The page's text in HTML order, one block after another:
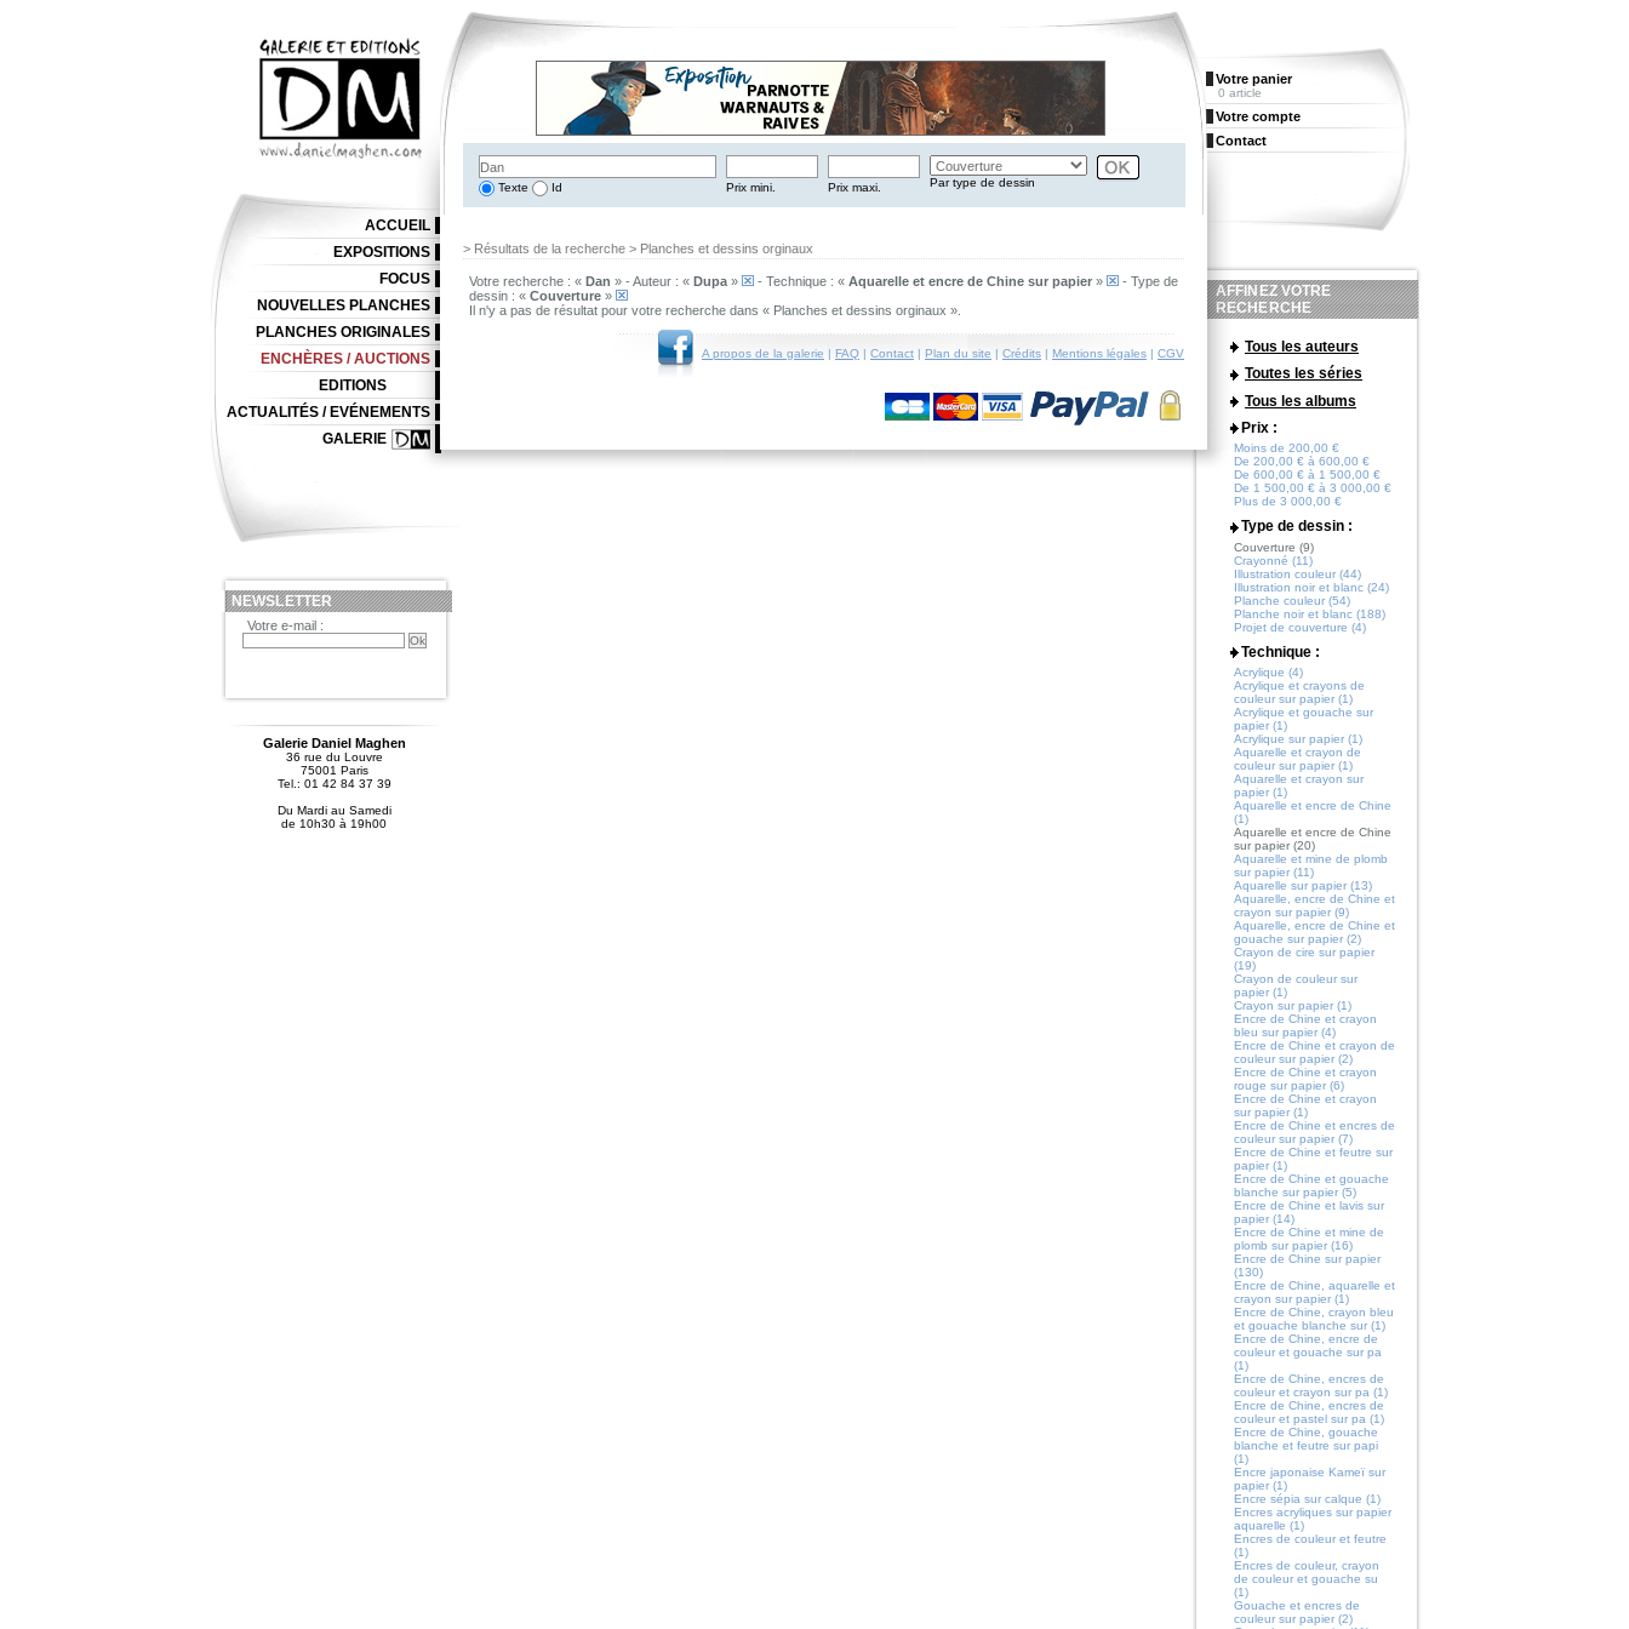
Texte Id Prix mini. Prix maxi. Par type de dessin
> Résultats de la recherche > Planches et dessins orginaux
Votre recherche : « Dan » - Auteur : « Dupa » - Technique : « Aquarelle et encre de Chine sur papier »
- Type de
dessin : « Couverture »
Il n'y a pas de résultat pour votre recherche dans « Planches et dessins orginaux ».
A propos de la galerie | FAQ | Contact | Plan du site | Crédits | Mentions légales | CGV
ACCUEIL
EXPOSITIONS
FOCUS
NOUVELLES PLANCHES
PLANCHES ORIGINALES
ENCHÈRES / AUCTIONS
EDITIONS
ACTUALITÉS / EVÉNEMENTS
GALERIE
NEWSLETTER
Votre e-mail :
Galerie Daniel Maghen
36 rue du Louvre
75001 Paris
Tel.: 01 42 84 37 39
Du Mardi au Samedi
de 10h30 à 19h00
Votre panier
0 article
Votre compte
Contact
AFFINEZ VOTRE
RECHERCHE
Tous les auteurs
Toutes les séries
Tous les albums
Prix :
Moins de 200,00 €
De 200,00 € à 600,00 €
De 600,00 € à 1 500,00 €
De 1 500,00 € à 3 000,00 €
Plus de 3 000,00 €
Type de dessin :
Couverture (9)
Crayonné (11)
Illustration couleur (44)
Illustration noir et blanc (24)
Planche couleur (54)
Planche noir et blanc (188)
Projet de couverture (4)
Technique :
Acrylique (4)
Acrylique et crayons de
couleur sur papier (1)
Acrylique et gouache sur
papier (1)
Acrylique sur papier (1)
Aquarelle et crayon de
couleur sur papier (1)
Aquarelle et crayon sur
papier (1)
Aquarelle et encre de Chine
(1)
Aquarelle et encre de Chine
sur papier (20)
Aquarelle et mine de plomb
sur papier (11)
Aquarelle sur papier (13)
Aquarelle, encre de Chine et
crayon sur papier (9)
Aquarelle, encre de Chine et
gouache sur papier (2)
Crayon de cire sur papier
(19)
Crayon de couleur sur
papier (1)
Crayon sur papier (1)
Encre de Chine et crayon
bleu sur papier (4)
Encre de Chine et crayon de
couleur sur papier (2)
Encre de Chine et crayon
rouge sur papier (6)
Encre de Chine et crayon
sur papier (1)
Encre de Chine et encres de
couleur sur papier (7)
Encre de Chine et feutre sur
papier (1)
Encre de Chine et gouache
blanche sur papier (5)
Encre de Chine et lavis sur
papier (14)
Encre de Chine et mine de
plomb sur papier (16)
Encre de Chine sur papier
(130)
Encre de Chine, aquarelle et
crayon sur papier (1)
Encre de Chine, crayon bleu
et gouache blanche sur (1)
Encre de Chine, encre de
couleur et gouache sur pa
(1)
Encre de Chine, encres de
couleur et crayon sur pa (1)
Encre de Chine, encres de
couleur et pastel sur pa (1)
Encre de Chine, gouache
blanche et feutre sur papi
(1)
Encre japonaise Kameï sur
papier (1)
Encre sépia sur calque (1)
Encres acryliques sur papier
aquarelle (1)
Encres de couleur et feutre
(1)
Encres de couleur, crayon
de couleur et gouache su
(1)
Gouache et encres de
couleur sur papier (2)